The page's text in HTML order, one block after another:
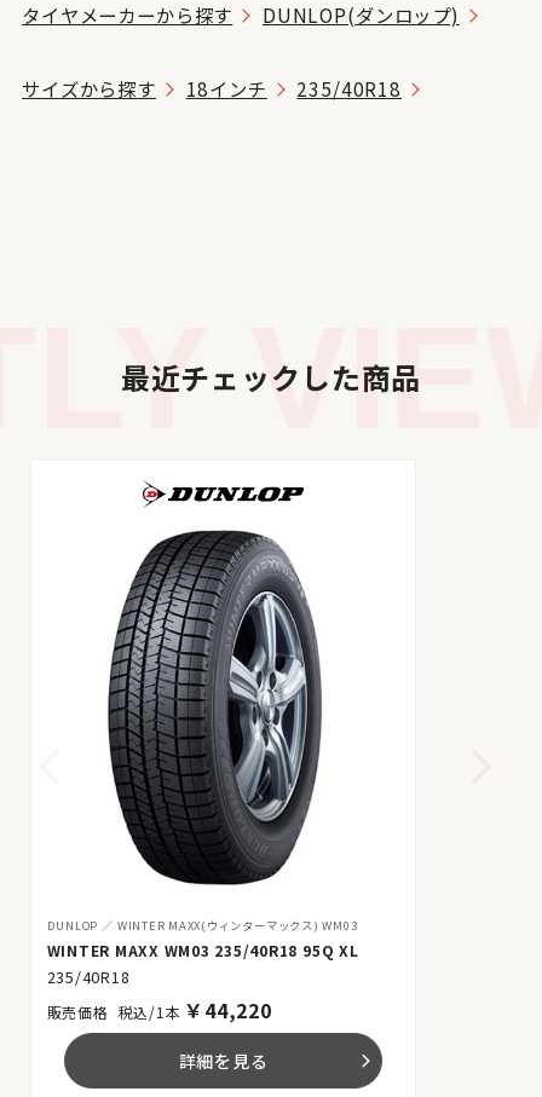
タイヤメーカーから探す DUNLOP(ダンロップ)
サイズから探す 18インチ 235/40R18
最近チェックした商品
DUNLOP WINTER MAXX(ウィンターマックス) WM03
WINTER MAXX WM03 235/40R18 95Q XL
235/40R18
税込/1本 ￥ 44,220
詳細を見る arrow_forward_ios